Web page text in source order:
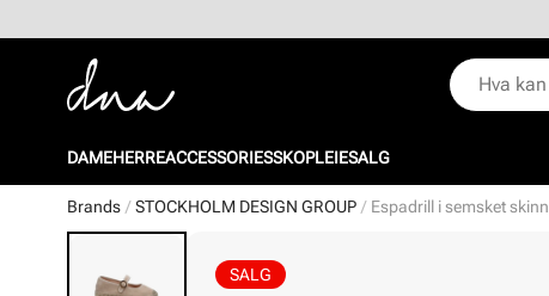
DAMEHERREACCESSORIESSKOPLEIESALG
Brands STOCKHOLM DESIGN GROUP Espadrill i semsket skinn
SALG